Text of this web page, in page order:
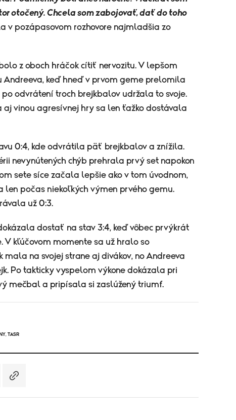
otočený. Chcela som zabojovať, dať do toho
v pozápasovom rozhovore najmladšia zo
z oboch hráčok cítiť nervozitu. V lepšom
keď hneď v prvom geme prelomila
odvrátení troch brejkbalov udržala to svoje.
vinou agresívnej hry sa len ťažko dostávala
0:4, kde odvrátila päť brejkbalov a znížila.
nevynútených chýb prehrala prvý set napokon
sete síce začala lepšie ako v tom úvodnom,
len počas niekoľkých výmen prvého gemu.
už 0:3.
dostať na stav 3:4, keď vôbec prvýkrát
V kľúčovom momente sa už hralo so
na svojej strane aj divákov, no Andreeva
Po takticky vyspelom výkone dokázala pri
mečbal a pripísala si zaslúžený triumf.
, TASR